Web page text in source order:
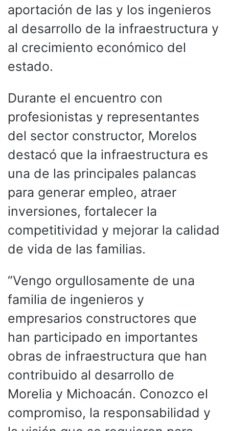
aportación de las y los ingenieros
al desarrollo de la infraestructura y
al crecimiento económico del
estado.
Durante el encuentro con
profesionistas y representantes
del sector constructor, Morelos
destacó que la infraestructura es
una de las principales palancas
para generar empleo, atraer
inversiones, fortalecer la
competitividad y mejorar la calidad
de vida de las familias.
“Vengo orgullosamente de una
familia de ingenieros y
empresarios constructores que
han participado en importantes
obras de infraestructura que han
contribuido al desarrollo de
Morelia y Michoacán. Conozco el
compromiso, la responsabilidad y